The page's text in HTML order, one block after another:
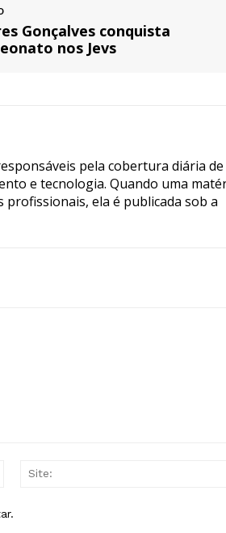
Gonçalves conquista
nos Jevs
pela cobertura diária de
e tecnologia. Quando uma
ela é publicada sob a